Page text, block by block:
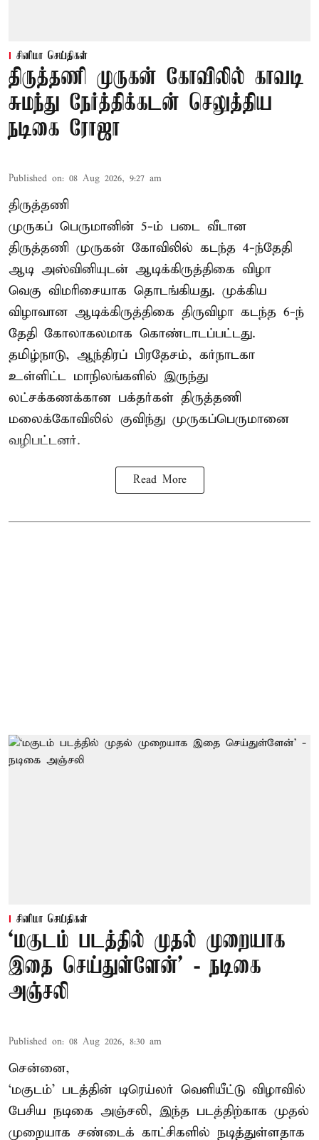
சினிமா செய்திகள்
திருத்தணி முருகன் கோவிலில் காவடி
சுமந்து நேர்த்திக்கடன் செலுத்திய
நடிகை ரோஜா
Published on: 08 Aug 2026, 9:27 am
திருத்தணி
முருகப் பெருமானின் 5-ம் படை வீடான
திருத்தணி முருகன் கோவிலில் கடந்த 4-ந்தேதி
ஆடி அஸ்வினியுடன் ஆடிக்கிருத்திகை விழா
வெகு விமரிசையாக தொடங்கியது. முக்கிய
விழாவான ஆடிக்கிருத்திகை திருவிழா கடந்த 6-ந்
தேதி கோலாகலமாக கொண்டாடப்பட்டது.
தமிழ்நாடு, ஆந்திரப் பிரதேசம், கர்நாடகா
உள்ளிட்ட மாநிலங்களில் இருந்து
லட்சக்கணக்கான பக்தர்கள் திருத்தணி
மலைக்கோவிலில் குவிந்து முருகப்பெருமானை
வழிபட்டனர்.
Read More
சினிமா செய்திகள்
‘மகுடம் படத்தில் முதல் முறையாக
இதை செய்துள்ளேன்’ - நடிகை
அஞ்சலி
Published on: 08 Aug 2026, 8:30 am
சென்னை,
‘மகுடம்’ படத்தின் டிரெய்லர் வெளியீட்டு விழாவில்
பேசிய நடிகை அஞ்சலி, இந்த படத்திற்காக முதல்
முறையாக சண்டைக் காட்சிகளில் நடித்துள்ளதாக